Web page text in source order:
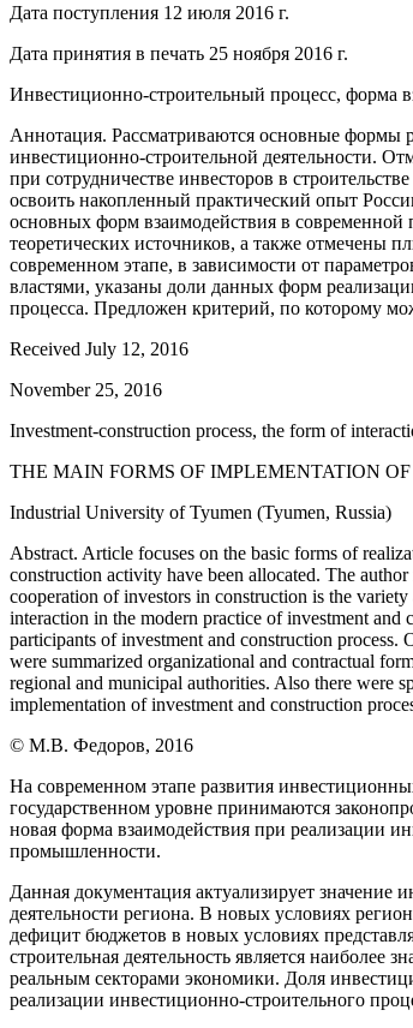
Дата поступления 12 июля 2016 г.
Дата принятия в печать 25 ноября 2016 г.
Инвестиционно-строительный процесс, форма
Аннотация. Рассматриваются основные формы
инвестиционно-строительной деятельности.
при сотрудничестве инвесторов в
освоить накопленный практический опыт
основных форм взаимодействия в современной
теоретических источников, а также
современном этапе, в зависимости от
властями, указаны доли данных форм
процесса. Предложен критерий, по которому
Received July 12, 2016
November 25, 2016
Investment-construction process, the form of
THE MAIN FORMS OF IMPLEMENTATION
Industrial University of Tyumen (Tyumen, Russia)
Abstract. Article focuses on the basic forms of
construction activity have been allocated. The
cooperation of investors in construction is the
interaction in the modern practice of investment and
participants of investment and construction process.
were summarized organizational and contractual
regional and municipal authorities. Also there were
implementation of investment and construction
© М.В. Федоров, 2016
На современном этапе развития
государственном уровне принимаются
новая форма взаимодействия при реализации
промышленности.
Данная документация актуализирует значение
деятельности региона. В новых условиях
дефицит бюджетов в новых условиях
строительная деятельность является
реальным секторами экономики. Доля
реализации инвестиционно-строительного